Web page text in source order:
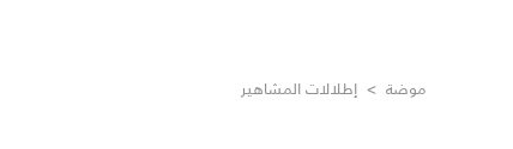
موضة > إطلالات المشاهير